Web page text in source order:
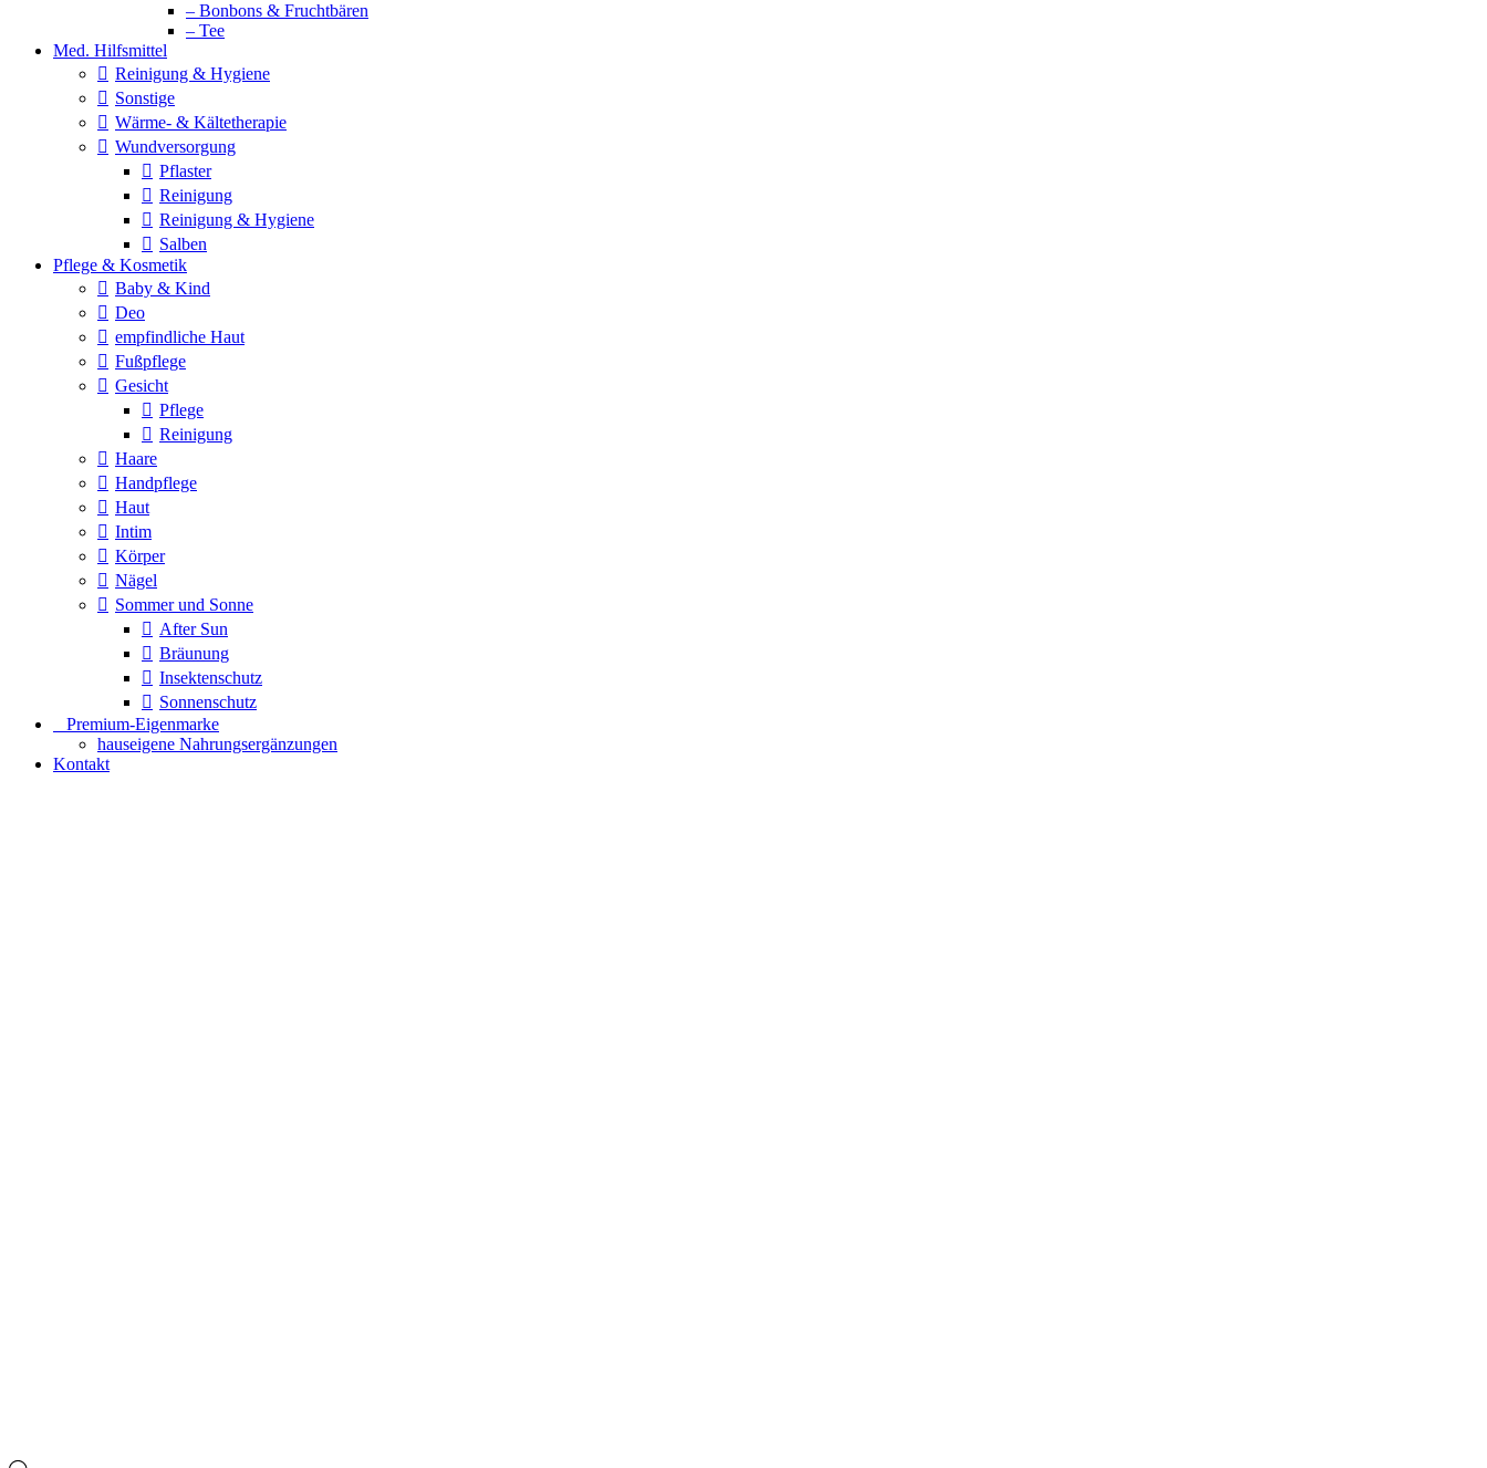
– Bonbons & Fruchtbären
– Tee
Med. Hilfsmittel
Reinigung & Hygiene
Sonstige
Wärme- & Kältetherapie
Wundversorgung
Pflaster
Reinigung
Reinigung & Hygiene
Salben
Pflege & Kosmetik
Baby & Kind
Deo
empfindliche Haut
Fußpflege
Gesicht
Pflege
Reinigung
Haare
Handpflege
Haut
Intim
Körper
Nägel
Sommer und Sonne
After Sun
Bräunung
Insektenschutz
Sonnenschutz
⠀​Premium-Eigenmarke
hauseigene Nahrungsergänzungen
Kontakt